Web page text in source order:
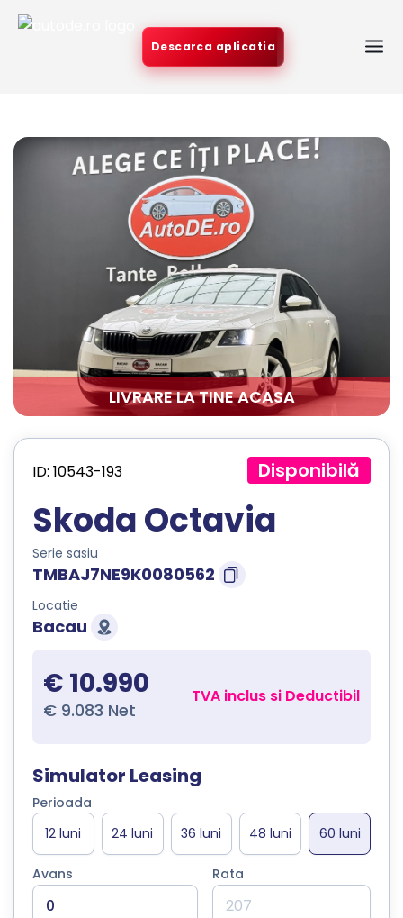
Descarca aplicatia
LIVRARE LA TINE ACASA
ID: 10543-193 Disponibilă
Skoda Octavia
Serie sasiu
TMBAJ7NE9K0080562
Locatie
Bacau
€ 10.990
€ 9.083 Net
TVA inclus si Deductibil
Simulator Leasing
Perioada
Avans Rata